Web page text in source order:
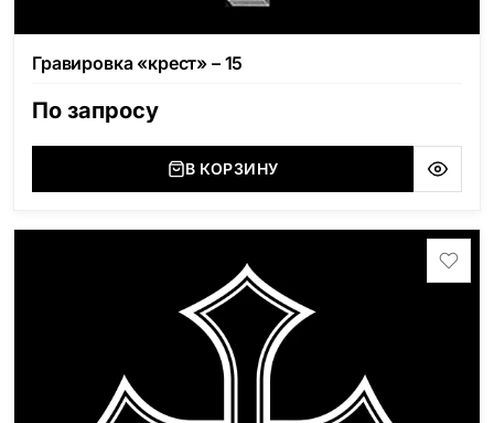
Гравировка «крест» – 15
По запросу
В КОРЗИНУ